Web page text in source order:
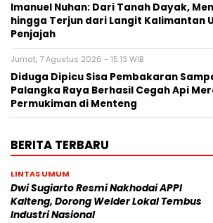
Imanuel Nuhan: Dari Tanah Dayak,
hingga Terjun dari Langit Kalimantan
Penjajah
Jumat, 7 Agustus 2026 - 15:13 WIB
Diduga Dipicu Sisa Pembakaran
Palangka Raya Berhasil Cegah Api
Permukiman di Menteng
BERITA TERBARU
LINTAS UMUM
Dwi Sugiarto Resmi Nakhodai APPI
Kalteng, Dorong Welder Lokal Tembus
Industri Nasional